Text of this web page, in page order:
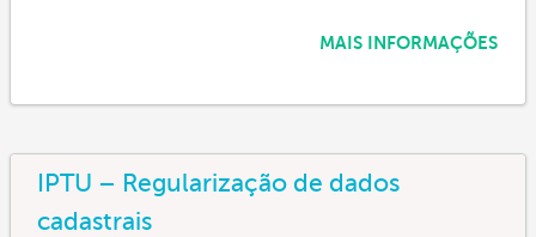
MAIS INFORMAÇÕES
IPTU – Regularização de dados
cadastrais